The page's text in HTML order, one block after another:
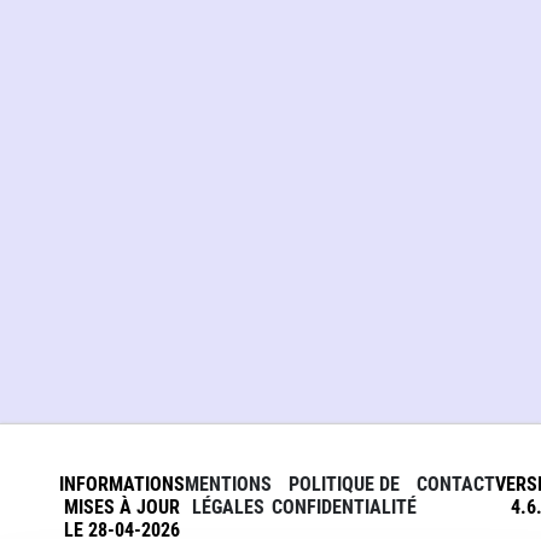
INFORMATIONS
MISES À JOUR
LE 28-04-2026
MENTIONS
LÉGALES
POLITIQUE DE
CONFIDENTIALITÉ
CONTACT